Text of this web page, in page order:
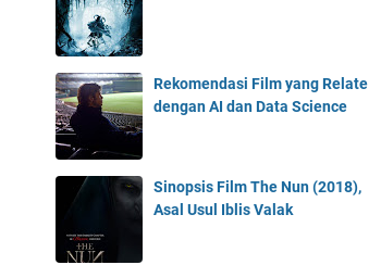
Rekomendasi Film yang Relate
dengan AI dan Data Science
Sinopsis Film The Nun (2018),
Asal Usul Iblis Valak